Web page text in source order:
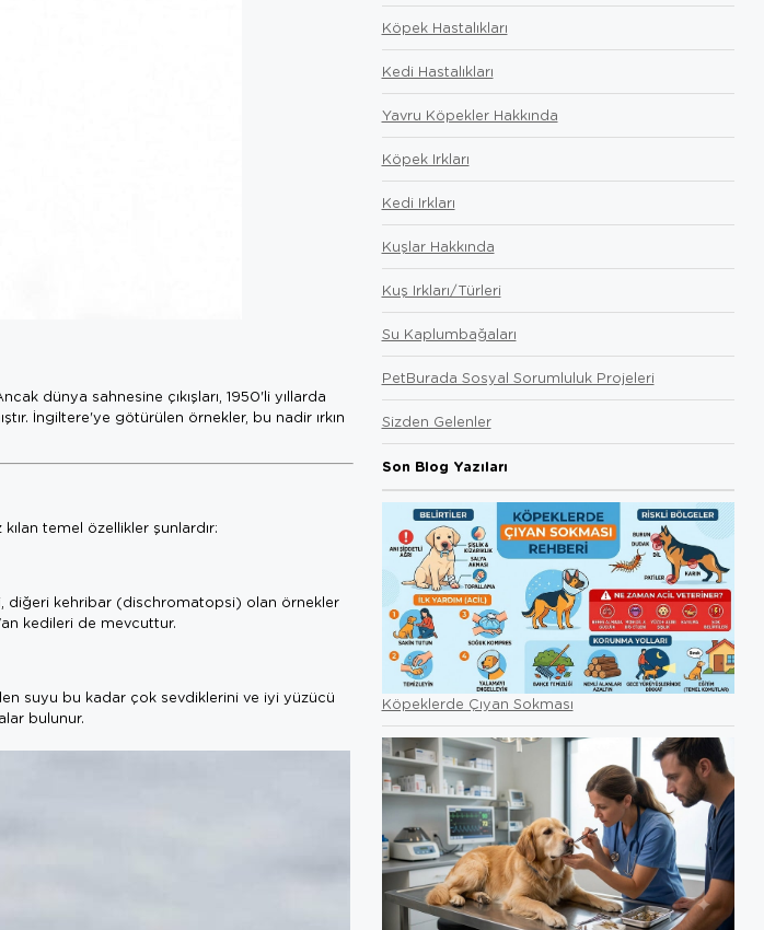
dünya sahnesine çıkışları, 1950'li yıllarda
İngiltere'ye götürülen örnekler, bu nadir ırkın
temel özellikler şunlardır:
diğeri kehribar (dischromatopsi) olan örnekler
kedileri de mevcuttur.
suyu bu kadar çok sevdiklerini ve iyi yüzücü
bulunur.
Köpek Hastalıkları
Kedi Hastalıkları
Yavru Köpekler Hakkında
Köpek Irkları
Kedi Irkları
Kuşlar Hakkında
Kuş Irkları/Türleri
Su Kaplumbağaları
PetBurada Sosyal Sorumluluk Projeleri
Sizden Gelenler
Son Blog Yazıları
Köpeklerde Çıyan Sokması